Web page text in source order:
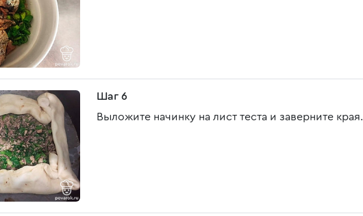
Шаг 6
Выложите начинку на лист теста и заверните края.